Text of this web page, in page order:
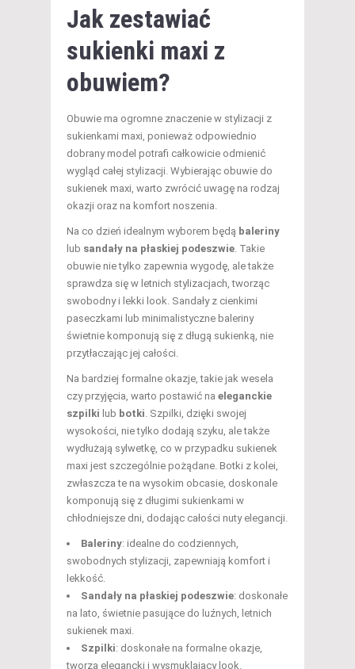
Jak zestawiać
sukienki maxi z
obuwiem?
Obuwie ma ogromne znaczenie w stylizacji z
sukienkami maxi, ponieważ odpowiednio
dobrany model potrafi całkowicie odmienić
wygląd całej stylizacji. Wybierając obuwie do
sukienek maxi, warto zwrócić uwagę na rodzaj
okazji oraz na komfort noszenia.
Na co dzień idealnym wyborem będą baleriny
lub sandały na płaskiej podeszwie . Takie
obuwie nie tylko zapewnia wygodę, ale także
sprawdza się w letnich stylizacjach, tworząc
swobodny i lekki look. Sandały z cienkimi
paseczkami lub minimalistyczne baleriny
świetnie komponują się z długą sukienką, nie
przytłaczając jej całości.
Na bardziej formalne okazje, takie jak wesela
czy przyjęcia, warto postawić na eleganckie
szpilki lub botki . Szpilki, dzięki swojej
wysokości, nie tylko dodają szyku, ale także
wydłużają sylwetkę, co w przypadku sukienek
maxi jest szczególnie pożądane. Botki z kolei,
zwłaszcza te na wysokim obcasie, doskonale
komponują się z długimi sukienkami w
chłodniejsze dni, dodając całości nuty elegancji.
Baleriny: idealne do codziennych,
swobodnych stylizacji, zapewniają komfort i
lekkość.
Sandały na płaskiej podeszwie: doskonałe
na lato, świetnie pasujące do luźnych, letnich
sukienek maxi.
Szpilki: doskonałe na formalne okazje,
tworzą elegancki i wysmuklający look.